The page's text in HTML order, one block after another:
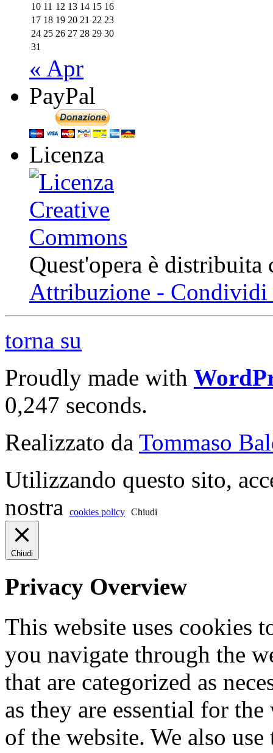
10 11 12 13 14 15 16
17 18 19 20 21 22 23
24 25 26 27 28 29 30
31
« Apr
PayPal
Licenza
Quest'opera è
Attribuzione - Condividi
torna su
Proudly made with
0,247 seconds.
Realizzato da Tommaso
Utilizzando questo sito,
nostra
cookies policy Chiudi
Chiudi
Privacy Overview
This website uses cookies
you navigate through the
that are categorized as
as they are essential for
of the website. We also